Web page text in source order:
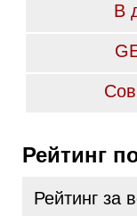
В
Рейтинг
Рейтинг за